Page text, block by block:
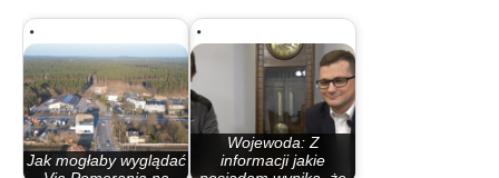
Jak mogłaby wyglądać
Wojewoda: Z
informacji jakie